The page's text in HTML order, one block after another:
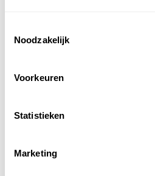
Noodzakelijk
Voorkeuren
Statistieken
Marketing
alleen dan actieve, lemuren
spectaculair zijn de enorme
grootste soort kameleon ter
Sable Tours -